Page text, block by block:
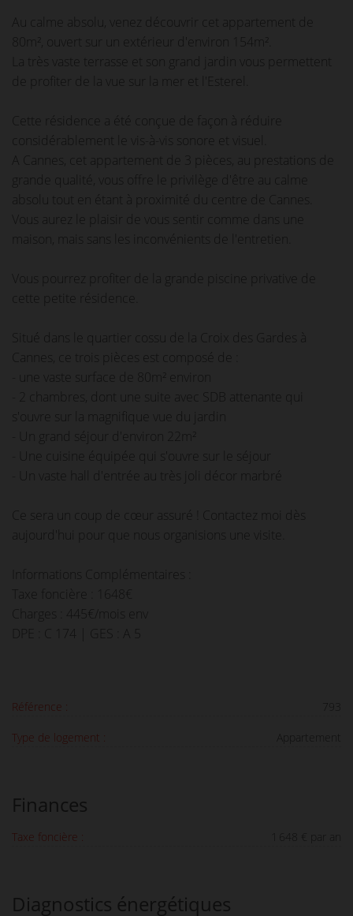
Au calme absolu, venez découvrir cet appartement de
80m², ouvert sur un extérieur d'environ 154m².
La très vaste terrasse et son grand jardin vous permettent
de profiter de la vue sur la mer et l'Esterel.
Cette résidence a été conçue de façon à réduire
considérablement le vis-à-vis sonore et visuel.
A Cannes, cet appartement de 3 pièces, au prestations de
grande qualité, vous offre le privilège d'être au calme
absolu tout en étant à proximité du centre de Cannes.
Vous aurez le plaisir de vous sentir comme dans une
maison, mais sans les inconvénients de l'entretien.
Vous pourrez profiter de la grande piscine privative de
cette petite résidence.
Situé dans le quartier cossu de la Croix des Gardes à
Cannes, ce trois pièces est composé de :
- une vaste surface de 80m² environ
- 2 chambres, dont une suite avec SDB attenante qui
s'ouvre sur la magnifique vue du jardin
- Un grand séjour d'environ 22m²
- Une cuisine équipée qui s'ouvre sur le séjour
- Un vaste hall d'entrée au très joli décor marbré
Ce sera un coup de cœur assuré ! Contactez moi dès
aujourd'hui pour que nous organisions une visite.
Informations Complémentaires :
Taxe foncière : 1648€
Charges : 445€/mois env
DPE : C 174 | GES : A 5
Référence :
Type de logement :
Finances
Taxe foncière :
Diagnostics énergétiques